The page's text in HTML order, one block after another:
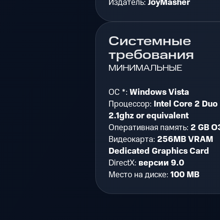
Издатель: JoyMasher
Системные
требования
МИНИМАЛЬНЫЕ
ОС *: Windows Vista
Процессор: Intel Core 2 Duo
2.1ghz or equivalent
Оперативная память: 2 GB
Видеокарта: 256MB VRAM
Dedicated Graphics Card
DirectX: версии 9.0
Место на диске: 100 MB